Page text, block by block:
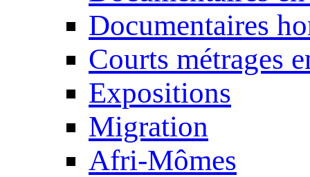
Documentaires
Courts métrages
Expositions
Migration
Afri-Mômes